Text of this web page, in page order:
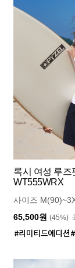
록시 여성 루즈
WT555WRX
사이즈
65,500원 (45%)